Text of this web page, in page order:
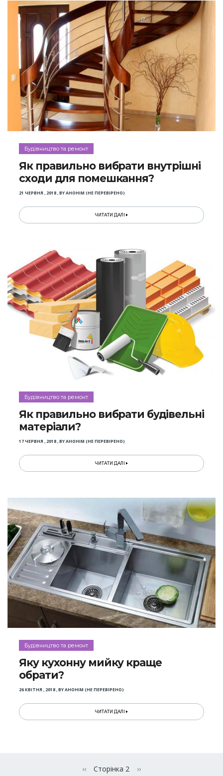
Будівництво та ремонт
Як правильно вибрати внутрішні
сходи для помешкання?
21 ЧЕРВНЯ , 2018,BYАНОНІМ (НЕ ПЕРЕВІРЕНО)
ЧИТАТИ ДАЛІ
Будівництво та ремонт
Як правильно вибрати будівельні
матеріали?
17 ЧЕРВНЯ , 2018,BYАНОНІМ (НЕ ПЕРЕВІРЕНО)
ЧИТАТИ ДАЛІ
Будівництво та ремонт
Яку кухонну мийку краще
обрати?
26 КВІТНЯ , 2018,BYАНОНІМ (НЕ ПЕРЕВІРЕНО)
ЧИТАТИ ДАЛІ
Попередня сторінка
‹‹ Сторінка 2 Наступна сторінка
››